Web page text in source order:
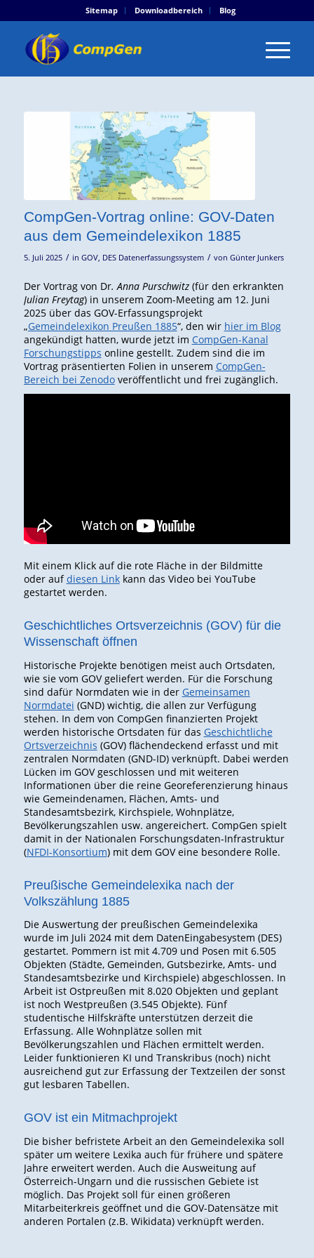
Sitemap Downloadbereich Blog
CompGen-Vortrag online: GOV-Daten
aus dem Gemeindelexikon 1885
5. Juli 2025 / in GOV, DES Datenerfassungssystem / von Günter Junkers
Der Vortrag von Dr. Anna Purschwitz(für den erkrankten
Julian Freytag) in unserem Zoom-Meeting am 12. Juni
2025 über das GOV-Erfassungsprojekt
„Gemeindelexikon Preußen 1885“, den wir hier im Blog
angekündigt hatten, wurde jetzt im CompGen-Kanal
Forschungstipps online gestellt. Zudem sind die im
Vortrag präsentierten Folien in unserem CompGen-
Bereich bei Zenodoveröffentlicht und frei zugänglich.
Mit einem Klick auf die rote Fläche in der Bildmitte
oder aufdiesen Linkkann das Video bei YouTube
gestartet werden.
Geschichtliches Ortsverzeichnis (GOV) für die
Wissenschaft öffnen
Historische Projekte benötigen meist auch Ortsdaten,
wie sie vom GOV geliefert werden. Für die Forschung
sind dafür Normdaten wie in der Gemeinsamen
Normdatei (GND) wichtig, die allen zur Verfügung
stehen. In dem von CompGen finanzierten Projekt
werden historische Ortsdaten für das Geschichtliche
Ortsverzeichnis (GOV) flächendeckend erfasst und mit
zentralen Normdaten (GND-ID) verknüpft. Dabei werden
Lücken im GOV geschlossen und mit weiteren
Informationen über die reine Georeferenzierung hinaus
wie Gemeindenamen, Flächen, Amts- und
Standesamtsbezirk, Kirchspiele, Wohnplätze,
Bevölkerungszahlen usw. angereichert. CompGen spielt
damit in der Nationalen Forschungsdaten-Infrastruktur
(NFDI-Konsortium) mit dem GOV eine besondere Rolle.
Preußische Gemeindelexika nach der
Volkszählung 1885
Die Auswertung der preußischen Gemeindelexika
wurde im Juli 2024 mit dem DatenEingabesystem (DES)
gestartet. Pommern ist mit 4.709 und Posen mit 6.505
Objekten (Städte, Gemeinden, Gutsbezirke, Amts- und
Standesamtsbezirke und Kirchspiele) abgeschlossen. In
Arbeit ist Ostpreußen mit 8.020 Objekten und geplant
ist noch Westpreußen (3.545 Objekte). Fünf
studentische Hilfskräfte unterstützen derzeit die
Erfassung. Alle Wohnplätze sollen mit
Bevölkerungszahlen und Flächen ermittelt werden.
Leider funktionieren KI und Transkribus (noch) nicht
ausreichend gut zur Erfassung der Textzeilen der sonst
gut lesbaren Tabellen.
GOV ist ein Mitmachprojekt
Die bisher befristete Arbeit an den Gemeindelexika soll
später um weitere Lexika auch für frühere und spätere
Jahre erweitert werden. Auch die Ausweitung auf
Österreich-Ungarn und die russischen Gebiete ist
möglich. Das Projekt soll für einen größeren
Mitarbeiterkreis geöffnet und die GOV-Datensätze mit
anderen Portalen (z.B. Wikidata) verknüpft werden.